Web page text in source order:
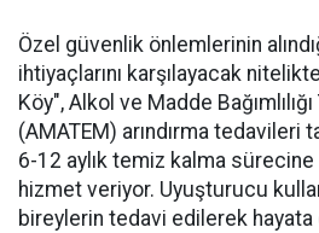
Özel güvenlik önlemlerinin
ihtiyaçlarını karşılayacak
Köy", Alkol ve Madde
(AMATEM) arındırma tedavileri
6-12 aylık temiz kalma sürecine
hizmet veriyor. Uyuşturucu
bireylerin tedavi edilerek hayata